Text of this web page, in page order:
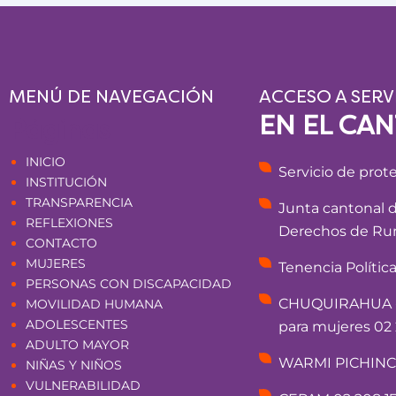
MENÚ DE NAVEGACIÓN
INICIO
INSTITUCIÓN
TRANSPARENCIA
REFLEXIONES
CONTACTO
MUJERES
PERSONAS CON DISCAPACIDAD
MOVILIDAD HUMANA
ADOLESCENTES
ADULTO MAYOR
NIÑAS Y NIÑOS
VULNERABILIDAD
ACCESO A
EN EL
Servicio de
Junta cantonal
Derechos de
Tenencia
para mujeres 02
WARMI